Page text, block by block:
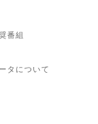
番組
タについて